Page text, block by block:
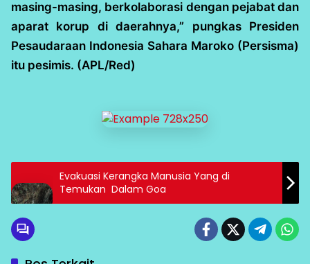
masing-masing, berkolaborasi dengan pejabat dan
aparat korup di daerahnya,” pungkas Presiden
Pesaudaraan Indonesia Sahara Maroko (Persisma)
itu pesimis. (APL/Red)
Evakuasi Kerangka Manusia Yang di
Temukan Dalam Goa